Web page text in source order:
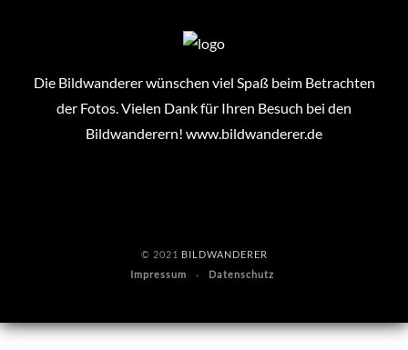
Die Bildwanderer wünschen viel Spaß beim Betrachten
der Fotos. Vielen Dank für Ihren Besuch bei den
Bildwanderern! www.bildwanderer.de
© 2021 BILDWANDERER
Impressum
Datenschutz